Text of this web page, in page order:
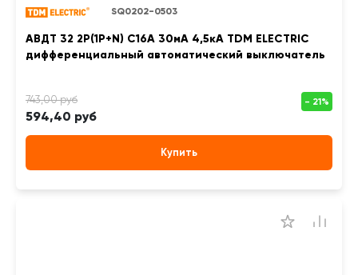
SQ0202-0503
АВДТ 32 2P(1P+N) C16А 30мА 4,5кА TDM ELECTRIC
дифференциальный автоматический выключатель
594,40 руб
Купить